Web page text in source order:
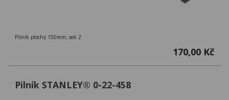
Pilník plochý 150mm, sek 2
170,00 Kč
Pilník STANLEY® 0-22-458